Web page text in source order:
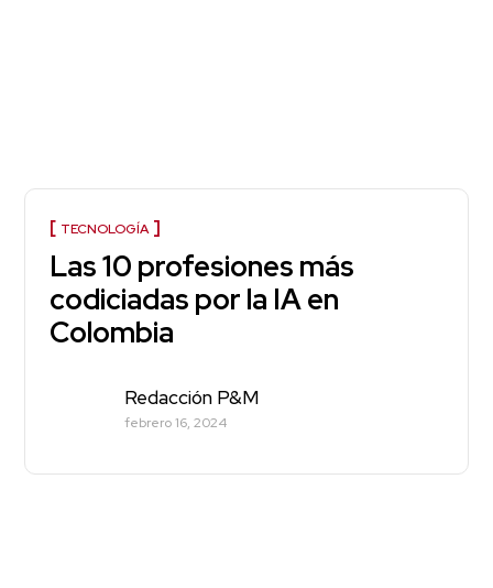
TECNOLOGÍA
Las 10 profesiones más
codiciadas por la IA en
Colombia
Redacción P&M
febrero 16, 2024